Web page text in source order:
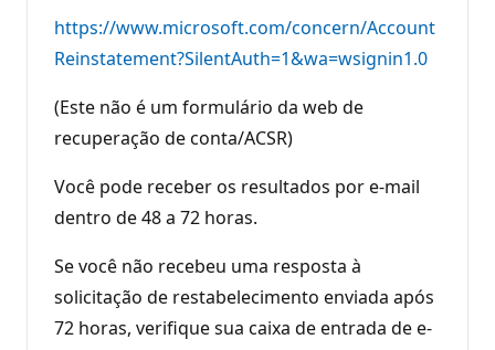
https://www.microsoft.com/concern/Account
Reinstatement?SilentAuth=1&wa=wsignin1.0
(Este não é um formulário da web de
recuperação de conta/ACSR)
Você pode receber os resultados por e-mail
dentro de 48 a 72 horas.
Se você não recebeu uma resposta à
solicitação de restabelecimento enviada após
72 horas, verifique sua caixa de entrada de e-